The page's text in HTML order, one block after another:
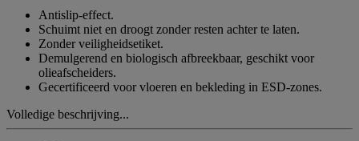
Antislip-effect.
Schuimt niet en droogt zonder resten achter te laten.
Zonder veiligheidsetiket.
Demulgerend en biologisch afbreekbaar, geschikt voor
olieafscheiders.
Gecertificeerd voor vloeren en bekleding in ESD-zones.
Volledige beschrijving...